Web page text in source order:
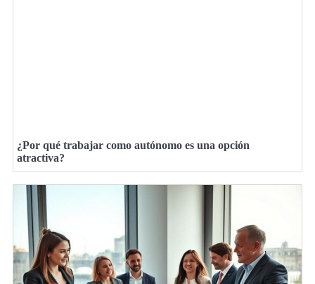
¿Por qué trabajar como autónomo es una opción
atractiva?